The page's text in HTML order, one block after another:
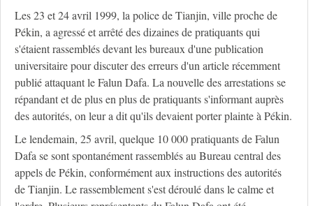
Les 23 et 24 avril 1999, la police de Tianjin, ville proche de
Pékin, a agressé et arrêté des dizaines de pratiquants qui
s'étaient rassemblés devant les bureaux d'une publication
universitaire pour discuter des erreurs d'un article récemment
publié attaquant le Falun Dafa. La nouvelle des arrestations se
répandant et de plus en plus de pratiquants s'informant auprès
des autorités, on leur a dit qu'ils devaient porter plainte à Pékin.
Le lendemain, 25 avril, quelque 10 000 pratiquants de Falun
Dafa se sont spontanément rassemblés au Bureau central des
appels de Pékin, conformément aux instructions des autorités
de Tianjin. Le rassemblement s'est déroulé dans le calme et